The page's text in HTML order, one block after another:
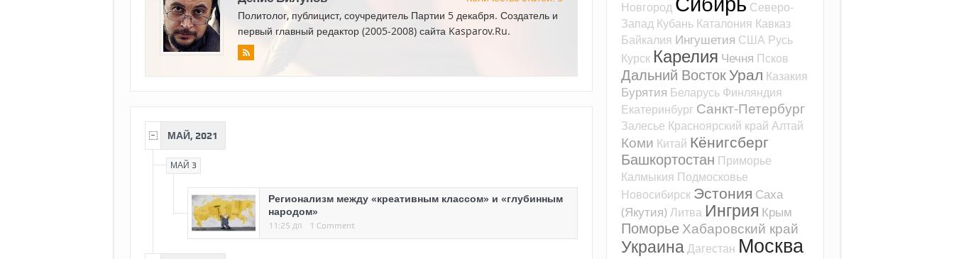
Политолог, публицист, соучредитель Партии 5 декабря. Создатель и
первый главный редактор (2005-2008) сайта Kasparov.Ru.
МАЙ, 2021
МАЙ 3
Регионализм между «креативным классом» и «глубинным
народом»
11:25 дп 1 Comment
Новгород
Северо-
Запад Кубань Каталония Кавказ
Байкалия Ингушетия США Русь
Курск Карелия Чечня Псков
Дальний ВостокУрал Казакия
Бурятия Беларусь Финляндия
Екатеринбург Санкт-Петербург
Залесье Красноярский край Алтай
Коми Китай Кёнигсберг
Башкортостан Приморье
Калмыкия Подмосковье
Новосибирск Эстония Саха
(Якутия) Литва Ингрия Крым
Поморье Хабаровский край
УкраинаДагестан Москва